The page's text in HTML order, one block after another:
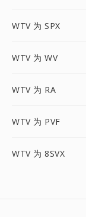
WTV 为 SPX
WTV 为 WV
WTV 为 RA
WTV 为 PVF
WTV 为 8SVX